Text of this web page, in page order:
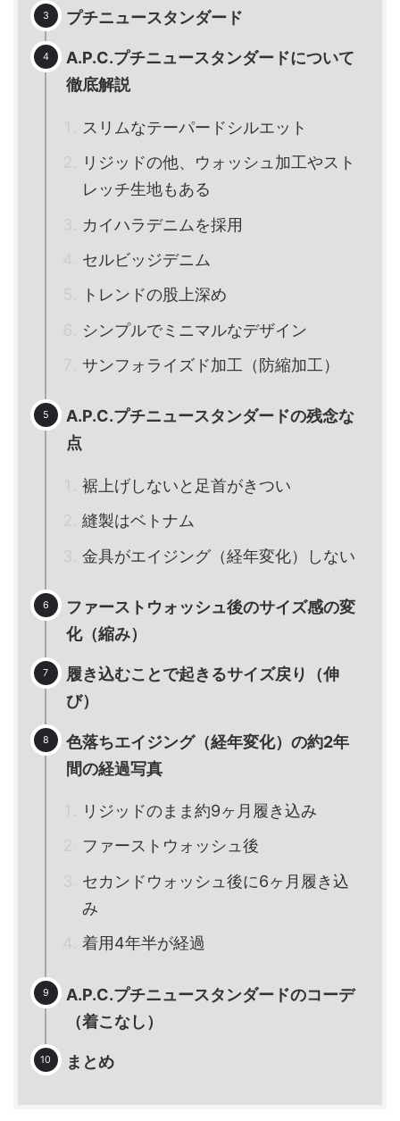
プチニュースタンダード
A.P.C.プチニュースタンダードについて
徹底解説
スリムなテーパードシルエット
リジッドの他、ウォッシュ加工やスト
レッチ生地もある
カイハラデニムを採用
セルビッジデニム
トレンドの股上深め
シンプルでミニマルなデザイン
サンフォライズド加工（防縮加工）
A.P.C.プチニュースタンダードの残念な
点
裾上げしないと足首がきつい
縫製はベトナム
金具がエイジング（経年変化）しない
ファーストウォッシュ後のサイズ感の変
化（縮み）
履き込むことで起きるサイズ戻り（伸
び）
色落ちエイジング（経年変化）の約2年
間の経過写真
リジッドのまま約9ヶ月履き込み
ファーストウォッシュ後
セカンドウォッシュ後に6ヶ月履き込
み
着用4年半が経過
A.P.C.プチニュースタンダードのコーデ
（着こなし）
まとめ